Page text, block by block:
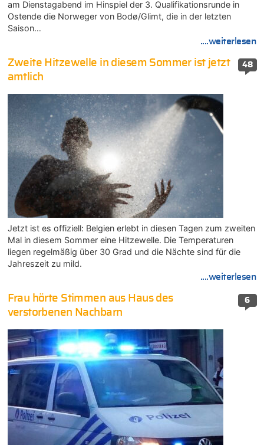
am Dienstagabend im Hinspiel der 3. Qualifikationsrunde in
Ostende die Norweger von Bodø/Glimt, die in der letzten
Saison…
....weiterlesen
48
Zweite Hitzewelle in diesem Sommer ist jetzt
amtlich
Jetzt ist es offiziell: Belgien erlebt in diesen Tagen zum zweiten
Mal in diesem Sommer eine Hitzewelle. Die Temperaturen
liegen regelmäßig über 30 Grad und die Nächte sind für die
Jahreszeit zu mild.
....weiterlesen
6
Frau hörte Stimmen aus Haus des
verstorbenen Nachbarn